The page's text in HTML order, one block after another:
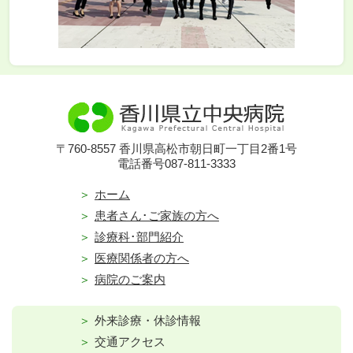
〒760-8557 香川県高松市朝日町一丁目2番1号
電話番号087-811-3333
ホーム
患者さん･ご家族の方へ
診療科･部門紹介
医療関係者の方へ
病院のご案内
外来診療・休診情報
交通アクセス